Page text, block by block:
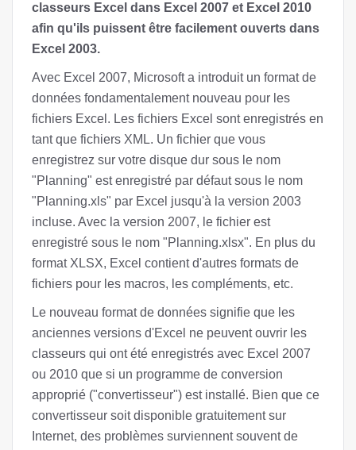
classeurs Excel dans Excel 2007 et Excel 2010
afin qu'ils puissent être facilement ouverts dans
Excel 2003.
Avec Excel 2007, Microsoft a introduit un format de
données fondamentalement nouveau pour les
fichiers Excel. Les fichiers Excel sont enregistrés en
tant que fichiers XML. Un fichier que vous
enregistrez sur votre disque dur sous le nom
"Planning" est enregistré par défaut sous le nom
"Planning.xls" par Excel jusqu'à la version 2003
incluse. Avec la version 2007, le fichier est
enregistré sous le nom "Planning.xlsx". En plus du
format XLSX, Excel contient d'autres formats de
fichiers pour les macros, les compléments, etc.
Le nouveau format de données signifie que les
anciennes versions d'Excel ne peuvent ouvrir les
classeurs qui ont été enregistrés avec Excel 2007
ou 2010 que si un programme de conversion
approprié ("convertisseur") est installé. Bien que ce
convertisseur soit disponible gratuitement sur
Internet, des problèmes surviennent souvent de